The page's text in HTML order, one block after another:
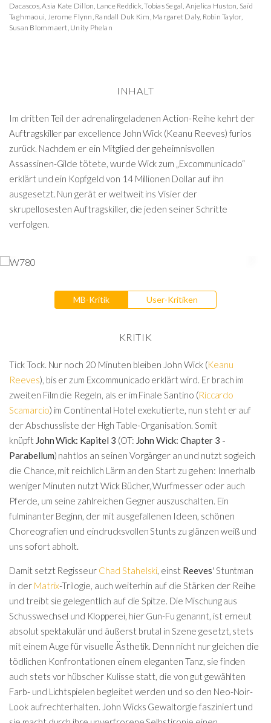
Dacascos,Asia Kate Dillon Lance Reddick,Tobias Segal Anjelica Huston Saïd
Taghmaoui Jerome Flynn Randall Duk Kim Margaret Daly, Robin Taylor,
Susan Blommaert Unity Phelan
INHALT
Im dritten Teil der adrenalingeladenen Action-Reihe kehrt der
Auftragskiller par excellence John Wick (Keanu Reeves) furios
zurück. Nachdem er ein Mitglied der geheimnisvollen
Assassinen-Gilde tötete, wurde Wick zum „Excommunicado“
erklärt und ein Kopfgeld von 14 Millionen Dollar auf ihn
ausgesetzt. Nun gerät er weltweit ins Visier der
skrupellosesten Auftragskiller, die jeden seiner Schritte
verfolgen.
MB-Kritik User-Kritiken
KRITIK
Tick Tock. Nur noch 20 Minuten bleiben John Wick (Keanu
Reeves), bis er zum Excommunicado erklärt wird. Er brach im
zweiten Film die Regeln, als er im Finale Santino (Riccardo
Scamarcio) im Continental Hotel exekutierte, nun steht er auf
der Abschussliste der High Table-Organisation. Somit
knüpft John Wick: Kapitel 3 (OT: John Wick: Chapter 3 -
Parabellum) nahtlos an seinen Vorgänger an und nutzt sogleich
die Chance, mit reichlich Lärm an den Start zu gehen: Innerhalb
weniger Minuten nutzt Wick Bücher, Wurfmesser oder auch
Pferde, um seine zahlreichen Gegner auszuschalten. Ein
fulminanter Beginn, der mit ausgefallenen Ideen, schönen
Choreografien und eindrucksvollen Stunts zu glänzen weiß und
uns sofort abholt.
Damit setzt Regisseur Chad Stahelski, einst Reeves' Stuntman
in der Matrix-Trilogie, auch weiterhin auf die Stärken der Reihe
und treibt sie gelegentlich auf die Spitze. Die Mischung aus
Schusswechsel und Klopperei, hier Gun-Fu genannt, ist erneut
absolut spektakulär und äußerst brutal in Szene gesetzt, stets
mit einem Auge für visuelle Ästhetik. Denn nicht nur gleichen die
tödlichen Konfrontationen einem eleganten Tanz, sie finden
auch stets vor hübscher Kulisse statt, die von gut gewählten
Farb- und Lichtspielen begleitet werden und so den Neo-Noir-
Look aufrechterhalten. John Wicks Gewaltorgie fasziniert und